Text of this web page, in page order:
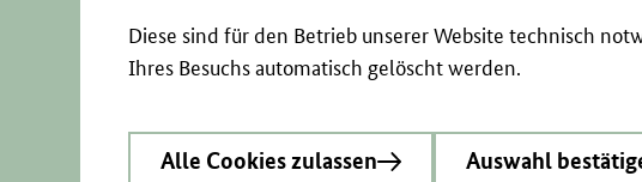
Diese sind für den Betrieb unserer Website technisch
Ihres Besuchs automatisch gelöscht werden.
Alle Cookies zulassen Auswahl